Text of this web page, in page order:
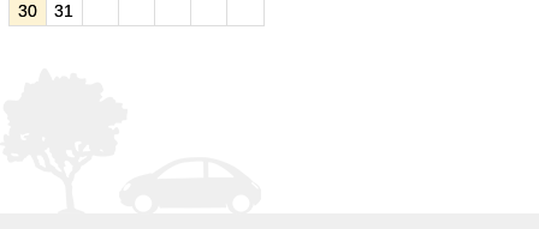
30
31